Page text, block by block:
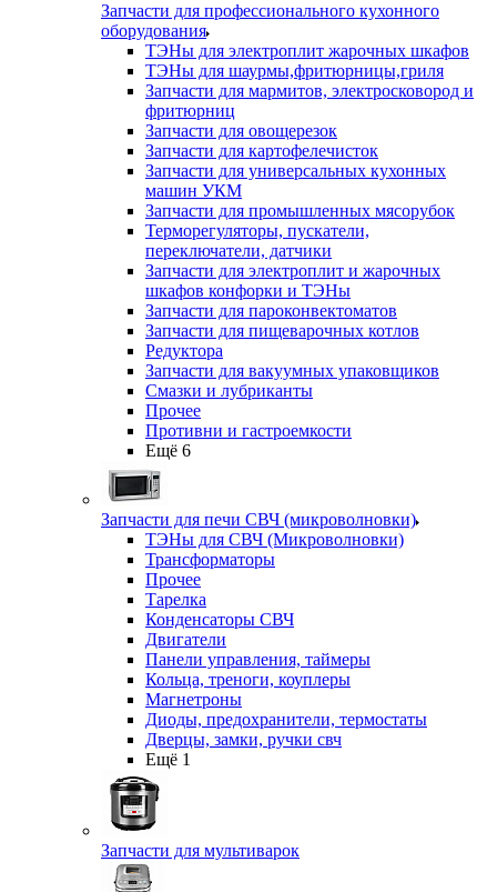
Запчасти для профессионального кухонного
оборудования
ТЭНы для электроплит жарочных шкафов
ТЭНы для шаурмы,фритюрницы,гриля
Запчасти для мармитов, электросковород и
фритюрниц
Запчасти для овощерезок
Запчасти для картофелечисток
Запчасти для универсальных кухонных
машин УКМ
Запчасти для промышленных мясорубок
Терморегуляторы, пускатели,
переключатели, датчики
Запчасти для электроплит и жарочных
шкафов конфорки и ТЭНы
Запчасти для пароконвектоматов
Запчасти для пищеварочных котлов
Редуктора
Запчасти для вакуумных упаковщиков
Смазки и лубриканты
Прочее
Противни и гастроемкости
Ещё 6
Запчасти для печи СВЧ (микроволновки)
ТЭНы для СВЧ (Микроволновки)
Трансформаторы
Прочее
Тарелка
Конденсаторы СВЧ
Двигатели
Панели управления, таймеры
Кольца, треноги, коуплеры
Магнетроны
Диоды, предохранители, термостаты
Дверцы, замки, ручки свч
Ещё 1
Запчасти для мультиварок